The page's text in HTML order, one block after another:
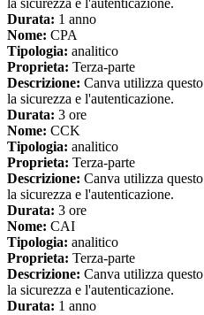
la sicurezza e l'autenticazione.
Durata: 1 anno
Nome: CPA
Tipologia: analitico
Proprieta: Terza-parte
Descrizione: Canva utilizza
la sicurezza e l'autenticazione.
Durata: 3 ore
Nome: CCK
Tipologia: analitico
Proprieta: Terza-parte
Descrizione: Canva utilizza
la sicurezza e l'autenticazione.
Durata: 3 ore
Nome: CAI
Tipologia: analitico
Proprieta: Terza-parte
Descrizione: Canva utilizza
la sicurezza e l'autenticazione.
Durata: 1 anno